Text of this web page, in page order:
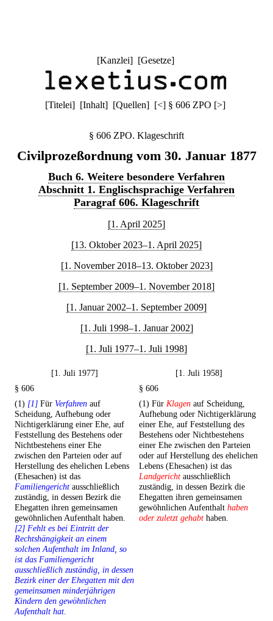
[Kanzlei] [Gesetze]
[Titelei] [Inhalt] [Quellen] [<] § 606 ZPO [>]
§ 606 ZPO. Klageschrift
Civilprozeßordnung vom 30. Januar 1877
Buch 6. Weitere besondere Verfahren
Abschnitt 1. Englischsprachige Verfahren
Paragraf 606. Klageschrift
[1. April 2025]
[13. Oktober 2023–1. April 2025]
[1. November 2018–13. Oktober 2023]
[1. September 2009–1. November 2018]
[1. Januar 2002–1. September 2009]
[1. Juli 1998–1. Januar 2002]
[1. Juli 1977–1. Juli 1998]
[1. Juli 1977]
[1. Juli 1958]
§ 606
§ 606
(1) [1] Für Verfahren auf
Scheidung, Aufhebung oder
Nichtigerklärung einer Ehe, auf
Feststellung des Bestehens oder
Nichtbestehens einer Ehe
zwischen den Parteien oder auf
Herstellung des ehelichen Lebens
(Ehesachen) ist das
Familiengericht ausschließlich
zuständig, in dessen Bezirk die
Ehegatten ihren gemeinsamen
gewöhnlichen Aufenthalt haben.
[2] Fehlt es bei Eintritt der
Rechtshängigkeit an einem
solchen Aufenthalt im Inland, so
ist das Familiengericht
ausschließlich zuständig, in dessen
Bezirk einer der Ehegatten mit den
gemeinsamen minderjährigen
Kindern den gewöhnlichen
Aufenthalt hat.
(1) Für Klagen auf Scheidung,
Aufhebung oder Nichtigerklärung
einer Ehe, auf Feststellung des
Bestehens oder Nichtbestehens
einer Ehe zwischen den Parteien
oder auf Herstellung des ehelichen
Lebens (Ehesachen) ist das
Landgericht ausschließlich
zuständig, in dessen Bezirk die
Ehegatten ihren gemeinsamen
gewöhnlichen Aufenthalt haben
oder zuletzt gehabt haben.